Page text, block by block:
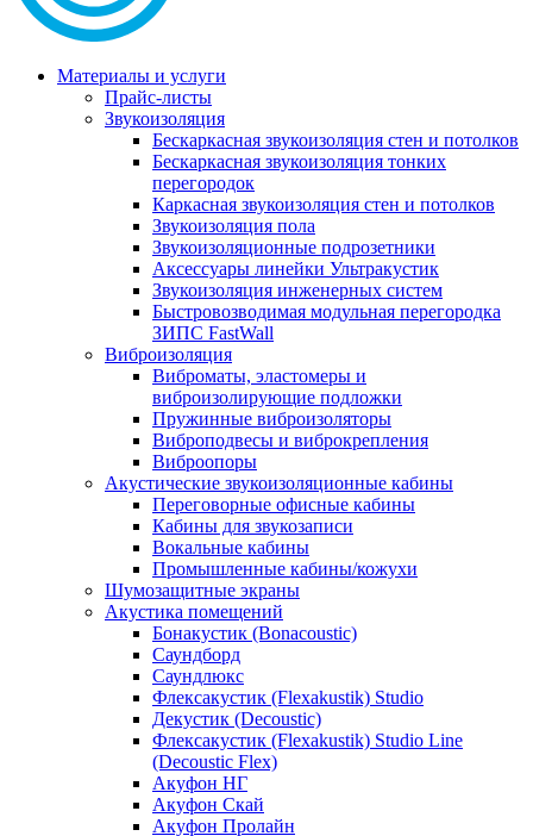
Материалы и услуги
Прайс-листы
Звукоизоляция
Бескаркасная звукоизоляция стен и потолков
Бескаркасная звукоизоляция тонких
перегородок
Каркасная звукоизоляция стен и потолков
Звукоизоляция пола
Звукоизоляционные подрозетники
Аксессуары линейки Ультракустик
Звукоизоляция инженерных систем
Быстровозводимая модульная перегородка
ЗИПС FastWall
Виброизоляция
Виброматы, эластомеры и
виброизолирующие подложки
Пружинные виброизоляторы
Виброподвесы и виброкрепления
Виброопоры
Акустические звукоизоляционные кабины
Переговорные офисные кабины
Кабины для звукозаписи
Вокальные кабины
Промышленные кабины/кожухи
Шумозащитные экраны
Акустика помещений
Бонакустик (Bonacoustic)
Саундборд
Саундлюкс
Флексакустик (Flexakustik) Studio
Декустик (Decoustic)
Флексакустик (Flexakustik) Studio Line
(Decoustic Flex)
Акуфон НГ
Акуфон Скай
Акуфон Пролайн